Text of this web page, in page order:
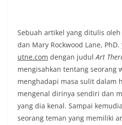
Sebuah artikel yang ditulis
dan Mary Rockwood Lane,
utne.com dengan judulArt
mengisahkan tentang seorang
menghadapi masa sulit dalam
mengenal dirinya sendiri dan
yang dia kenal. Sampai
seorang teman yang memiliki